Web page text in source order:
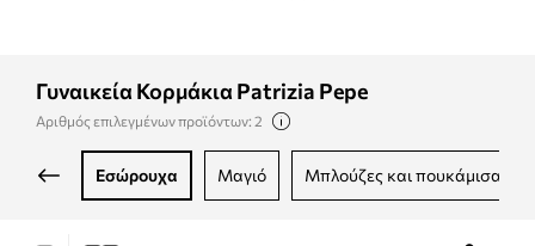
Γυναικεία Κορμάκια Patrizia Pepe
Αριθμός επιλεγμένων προϊόντων: 2
εσώρουχα μαγιό μπλούζες και πουκάμισα